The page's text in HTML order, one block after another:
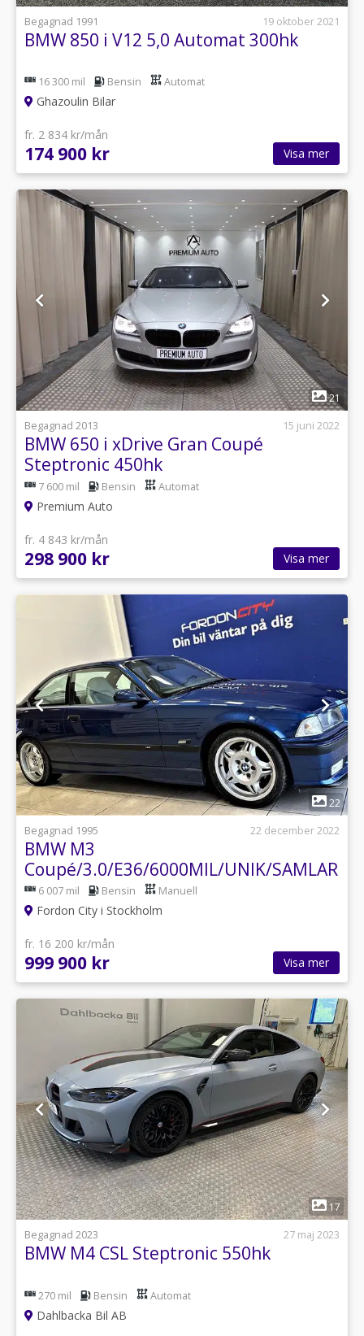
Begagnad 1991
19 oktober 2021
BMW 850 i V12 5,0 Automat 300hk
16 300 mil Bensin Automat
Ghazoulin Bilar
fr. 2 834 kr/mån
174 900 kr Visa mer
1
21
Begagnad 2013
15 juni 2022
BMW 650 i xDrive Gran Coupé
Steptronic 450hk
7 600 mil Bensin Automat
Premium Auto
fr. 4 843 kr/mån
298 900 kr Visa mer
1
22
Begagnad 1995
22 december 2022
BMW M3
Coupé/3.0/E36/6000MIL/UNIK/
6 007 mil Bensin Manuell
Fordon City i Stockholm
fr. 16 200 kr/mån
999 900 kr Visa mer
1
17
Begagnad 2023
27 maj 2023
BMW M4 CSL Steptronic 550hk
270 mil Bensin Automat
Dahlbacka Bil AB